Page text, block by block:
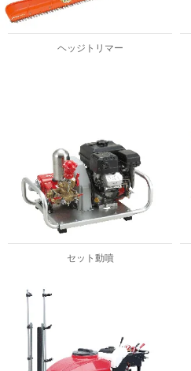
ヘッジトリマー
セット動噴